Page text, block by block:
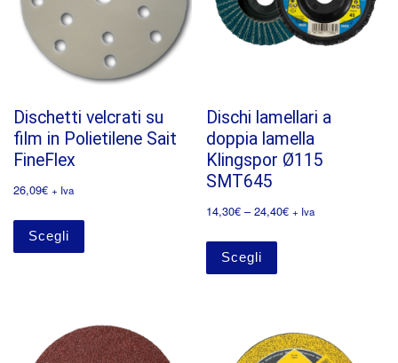
Dischetti velcrati su
film in Polietilene Sait
FineFlex
26,09€ + Iva
Scegli
Dischi lamellari a
doppia lamella
Klingspor Ø115
SMT645
14,30€ –24,40€ + Iva
Scegli